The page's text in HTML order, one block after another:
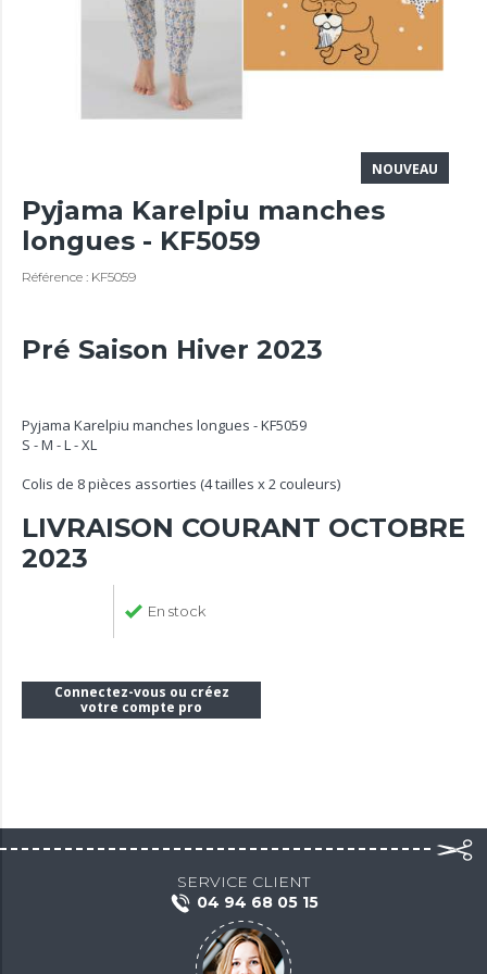
NOUVEAU
Pyjama Karelpiu manches
longues - KF5059
Référence : KF5059
Pré Saison Hiver 2023
Pyjama Karelpiu manches longues - KF5059
S - M - L - XL
Colis de 8 pièces assorties (4 tailles x 2 couleurs)
LIVRAISON COURANT OCTOBRE
2023
En stock
Connectez-vous ou créez
votre compte pro
SERVICE CLIENT
04 94 68 05 15